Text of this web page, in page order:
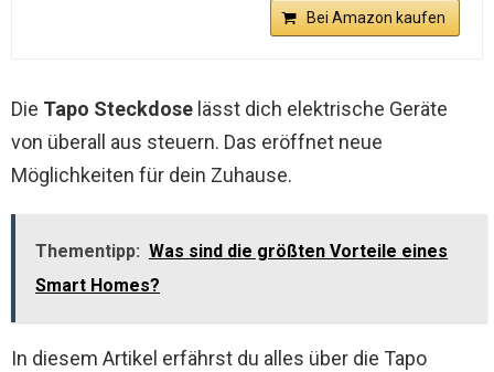
Bei Amazon kaufen
Die Tapo Steckdose lässt dich elektrische Geräte
von überall aus steuern. Das eröffnet neue
Möglichkeiten für dein Zuhause.
Thementipp: Was sind die größten Vorteile eines
Smart Homes?
In diesem Artikel erfährst du alles über die Tapo